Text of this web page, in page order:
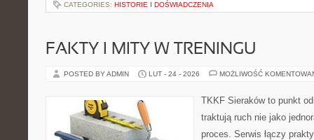
CATEGORIES: HISTORIE I DOŚWIADCZENIA
FAKTY I MITY W TRENINGU
POSTED BY ADMIN LUT - 24 - 2026 MOŻLIWOŚĆ
TKKF Sieraków to punkt
traktują ruch nie jako
proces. Serwis łączy